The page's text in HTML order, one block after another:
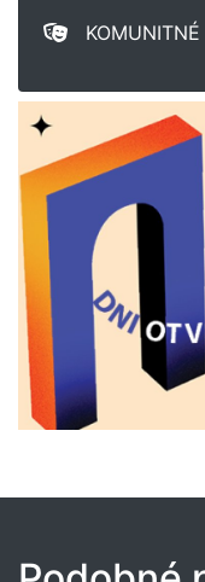
KOMUNITNÉ